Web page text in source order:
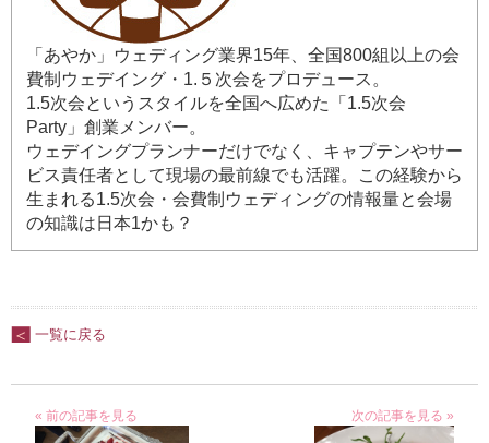
「あやか」ウェディング業界15年、全国800組以上の会
費制ウェデイング・1.５次会をプロデュース。
1.5次会というスタイルを全国へ広めた「1.5次会
Party」創業メンバー。
ウェデイングプランナーだけでなく、キャプテンやサー
ビス責任者として現場の最前線でも活躍。この経験から
生まれる1.5次会・会費制ウェディングの情報量と会場
の知識は日本1かも？
一覧に戻る
« 前の記事を見る 次の記事を見る »